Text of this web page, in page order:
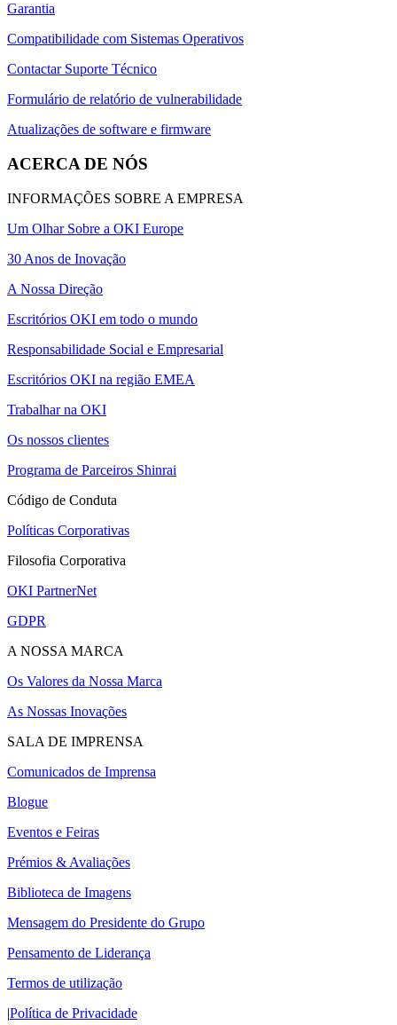
Garantia
Compatibilidade com Sistemas Operativos
Contactar Suporte Técnico
Formulário de relatório de vulnerabilidade
Atualizações de software e firmware
ACERCA DE NÓS
INFORMAÇÕES SOBRE A EMPRESA
Um Olhar Sobre a OKI Europe
30 Anos de Inovação
A Nossa Direção
Escritórios OKI em todo o mundo
Responsabilidade Social e Empresarial
Escritórios OKI na região EMEA
Trabalhar na OKI
Os nossos clientes
Programa de Parceiros Shinrai
Código de Conduta
Políticas Corporativas
Filosofia Corporativa
OKI PartnerNet
GDPR
A NOSSA MARCA
Os Valores da Nossa Marca
As Nossas Inovações
SALA DE IMPRENSA
Comunicados de Imprensa
Blogue
Eventos e Feiras
Prémios & Avaliações
Biblioteca de Imagens
Mensagem do Presidente do Grupo
Pensamento de Liderança
Termos de utilização
|Política de Privacidade